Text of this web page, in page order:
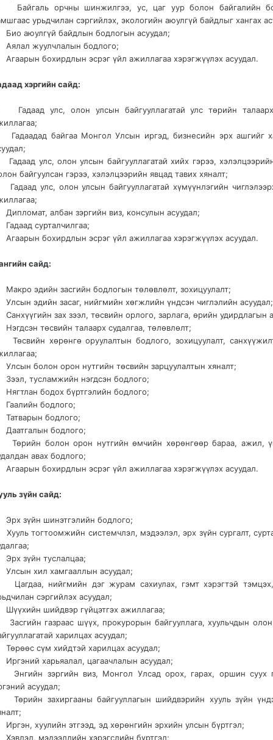
орчны шинжилгээ, ус, цаг уур болон байгалийн
урьдчилан сэргийлэх, экологийн аюулгүй байдлыг хангах
аюулгүй байдлын бодлогын асуудал;
жуулчлалын бодлого;
бохирдлын эсрэг үйл ажиллагаа хэрэгжүүлэх асуудал.
хэргийн сайд:
улс, олон улсын байгууллагатай улс төрийн
байгаа Монгол Улсын иргэд, бизнесийн эрх ашгийг
улс, олон улсын байгууллагатай хийх гэрээ,
байгуулсан гэрээ, хэлэлцээрийн явцад тавих хяналт;
улс, олон улсын байгууллагатай хүмүүнлэгийн
албан зэргийн виз, консулын асуудал;
сурталчилгаа;
бохирдлын эсрэг үйл ажиллагаа хэрэгжүүлэх асуудал.
сайд:
эдийн засгийн бодлогын төлөвлөлт, зохицуулалт;
эдийн засаг, нийгмийн хөгжлийн үндсэн чиглэлийн асуудал;
зах зээл, төсвийн орлого, зарлага, өрийн удирдлагын
төсвийн талаарх судалгаа, төлөвлөлт;
хөрөнгө оруулалтын бодлого, зохицуулалт,
болон орон нутгийн төсвийн зарцуулалтын хяналт;
тусламжийн нэгдсэн бодлого;
бодох бүртгэлийн бодлого;
бодлого;
бодлого;
бодлого;
болон орон нутгийн өмчийн хөрөнгөөр бараа, ажил,
авах бодлого;
бохирдлын эсрэг үйл ажиллагаа хэрэгжүүлэх асуудал.
зүйн сайд:
зүйн шинэтгэлийн бодлого;
тогтоомжийн системчлэл, мэдээлэл, эрх зүйн сургалт,
зүйн туслалцаа;
хил хамгааллын асуудал;
нийгмийн дэг журам сахиулах, гэмт хэрэгтэй тэмцэх,
сэргийлэх асуудал;
шийдвэр гүйцэтгэх ажиллагаа;
газраас шүүх, прокурорын байгууллага, хуульчдын
харилцах асуудал;
сүм хийдтэй харилцах асуудал;
харьяалал, цагаачлалын асуудал;
зэргийн виз, Монгол Улсад орох, гарах, оршин суух
асуудал;
захиргааны байгууллагын шийдвэрийн хууль зүйн
хуулийн этгээд, эд хөрөнгийн эрхийн улсын бүртгэл;
мэдээллийн хэрэгслийн бүртгэл;